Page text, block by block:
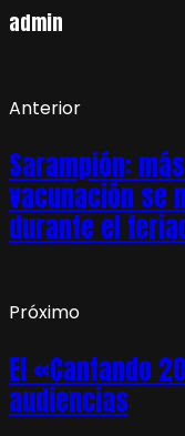
admin
Anterior
Sarampión:
vacunación se
durante el
Próximo
El «Cantando
audiencias